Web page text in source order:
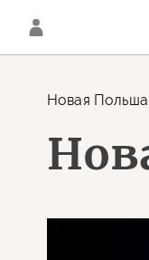
Новая Польша